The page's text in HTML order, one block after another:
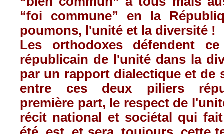
“foi commune” en la
poumons, l'unité et la diversité !
Les orthodoxes défendent
républicain de l'unité dans la
par un rapport dialectique et de
entre ces deux piliers
première part, le respect de
récit national et sociétal qui